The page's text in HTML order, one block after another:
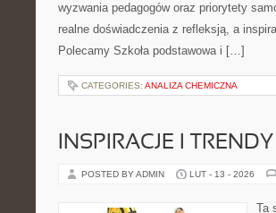
wyzwania pedagogów oraz priorytety
realne doświadczenia z refleksją, a
Polecamy Szkoła podstawowa i […]
CATEGORIES: ANALIZA CHEMICZNA
INSPIRACJE I TRENDY
POSTED BY ADMIN LUT - 13 - 2026
Ta